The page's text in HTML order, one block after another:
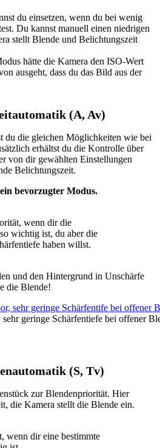
du einsetzen, wenn du bei wenig
Du kannst manuell einen niedrigen
stellt Blende und Belichtungszeit
hätte die Kamera den ISO-Wert
ausgeht, dass du das Bild aus der
(A, Av)
du die gleichen Möglichkeiten wie bei
erhältst du die Kontrolle über
von dir gewählten Einstellungen
Belichtungszeit.
bevorzugter Modus.
wenn dir die
wichtig ist, du aber die
haben willst.
und den Hintergrund in Unschärfe
die Blende!
geringe Schärfentiefe bei offener
(S, Tv)
zur Blendenpriorität. Hier
die Kamera stellt die Blende ein.
wenn dir eine bestimmte